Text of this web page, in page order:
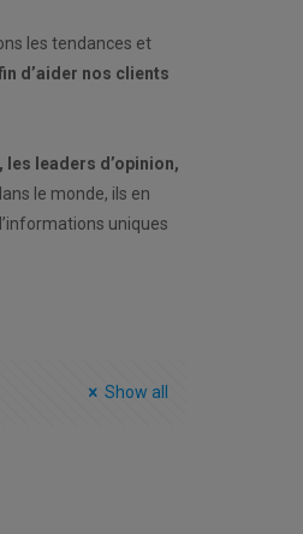
les tendances et
d’aider nos clients
leaders d’opinion,
le monde, ils en
uniques
Show all